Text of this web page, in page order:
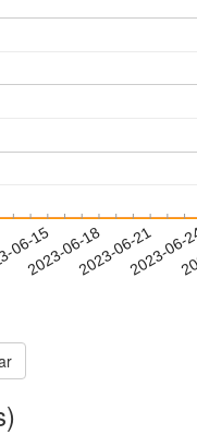
06-15
2023-06-182023-06-21
2023-